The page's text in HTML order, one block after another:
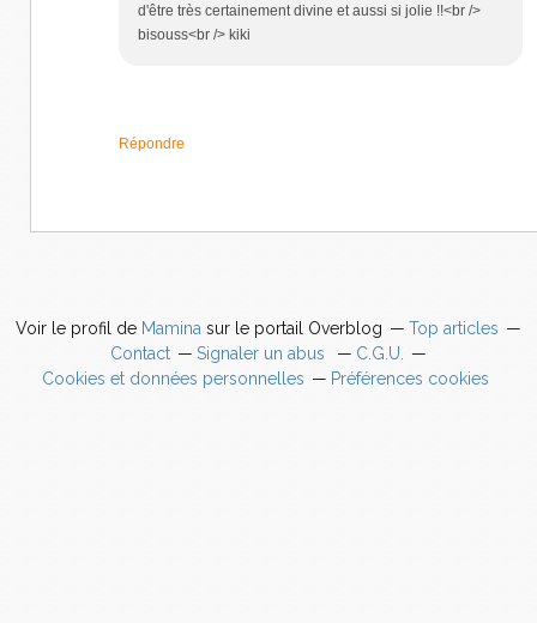
d'être très certainement divine et aussi si jolie !!<br />
bisouss<br /> kiki
Répondre
Voir le profil de Mamina sur le portail Overblog
Top articles
Contact
Signaler un abus
C.G.U.
Cookies et données personnelles
Préférences cookies